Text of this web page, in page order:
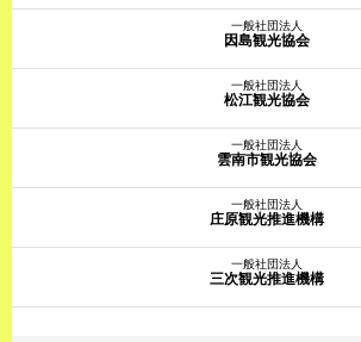
一般社団法人
因島観光協会
一般社団法人
松江観光協会
一般社団法人
雲南市観光協会
一般社団法人
庄原観光推進機構
一般社団法人
三次観光推進機構